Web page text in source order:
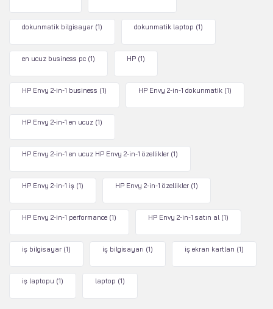
dokunmatik bilgisayar (1) dokunmatik laptop (1)
en ucuz business pc (1) HP (1)
HP Envy 2-in-1 business (1) HP Envy 2-in-1 dokunmatik (1)
HP Envy 2-in-1 en ucuz (1)
HP Envy 2-in-1 en ucuz HP Envy 2-in-1 özellikler (1)
HP Envy 2-in-1 iş (1) HP Envy 2-in-1 özellikler (1)
HP Envy 2-in-1 performance (1) HP Envy 2-in-1 satın al (1)
iş bilgisayar (1) iş bilgisayarı (1) iş ekran kartları (1)
iş laptopu (1) laptop (1)